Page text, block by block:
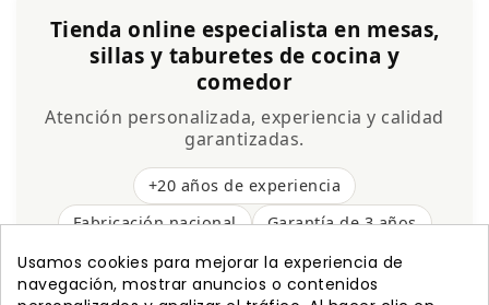
Tienda online especialista en mesas,
sillas y taburetes de cocina y
comedor
Atención personalizada, experiencia y calidad
garantizadas.
+20 años de experiencia
Fabricación nacional
Garantía de 3 años
Envío gratis
Usamos cookies para mejorar la experiencia de
navegación, mostrar anuncios o contenidos